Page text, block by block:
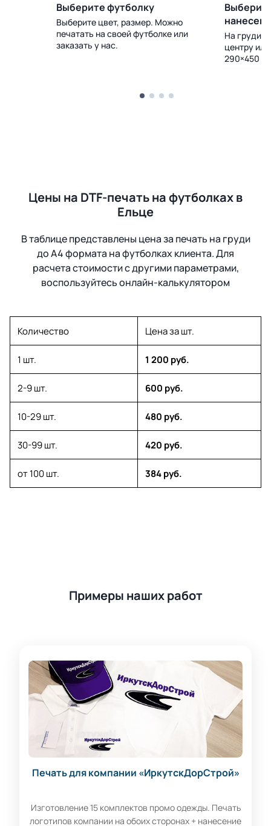
Выберите футболку
Выберите цвет, размер. Можно
печатать на своей футболке или
заказать у нас.
На груди,
центру
290×450
Цены на DTF-печать на футболках в
Ельце
В таблице представлены цена за печать на груди
до А4 формата на футболках клиента. Для
расчета стоимости с другими параметрами,
воспользуйтесь онлайн-калькулятором
Количество Цена за шт.
1 шт. 1 200 руб.
2-9 шт. 600 руб.
10-29 шт. 480 руб.
30-99 шт. 420 руб.
от 100 шт. 384 руб.
Примеры наших работ
Печать для компании «ИркутскДорСтрой»
Изготовление 15 комплектов промо одежды. Печать
логотипов компании на обоих сторонах + нанесение